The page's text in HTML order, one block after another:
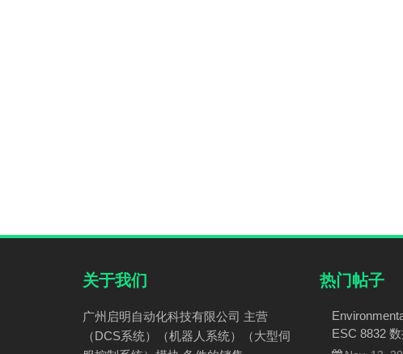
关于我们
广州启明自动化科技有限公司 主营
（DCS系统）（机器人系统）（大型伺
热门帖子
ESC 8832